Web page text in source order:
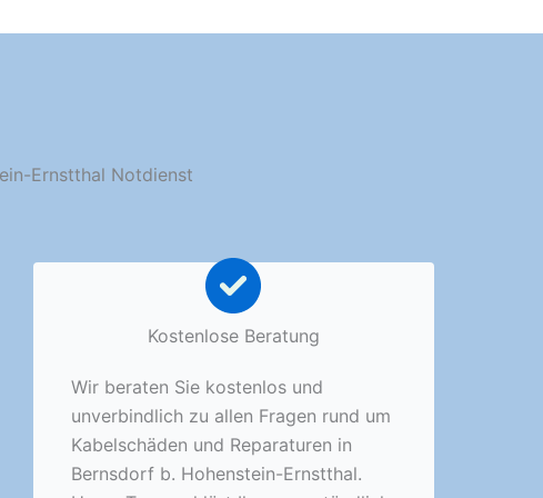
Ernstthal Notdienst
Kostenlose Beratung
Wir beraten Sie kostenlos und
unverbindlich zu allen Fragen rund um
Kabelschäden und Reparaturen in
Bernsdorf b. Hohenstein-Ernstthal.